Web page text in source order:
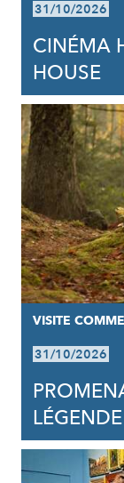
31/10/2026
CINÉMA
HOUSE
VISITE
31/10/2026